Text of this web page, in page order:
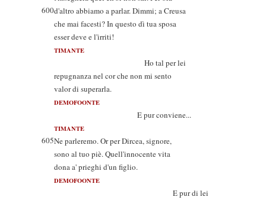
600d'altro abbiamo a parlar. Dimmi; a Creusa
che mai facesti? In questo dì tua sposa
esser deve e l'irriti!
TIMANTE
Ho tal per lei
repugnanza nel cor che non mi sento
valor di superarla.
DEMOFOONTE
E pur conviene...
TIMANTE
605Ne parleremo. Or per Dircea, signore,
sono al tuo piè. Quell'innocente vita
dona a' prieghi d'un figlio.
DEMOFOONTE
E pur di lei